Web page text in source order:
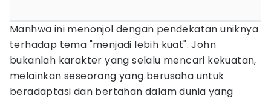
Manhwa ini menonjol dengan pendekatan uniknya
terhadap tema "menjadi lebih kuat". John
bukanlah karakter yang selalu mencari kekuatan,
melainkan seseorang yang berusaha untuk
beradaptasi dan bertahan dalam dunia yang